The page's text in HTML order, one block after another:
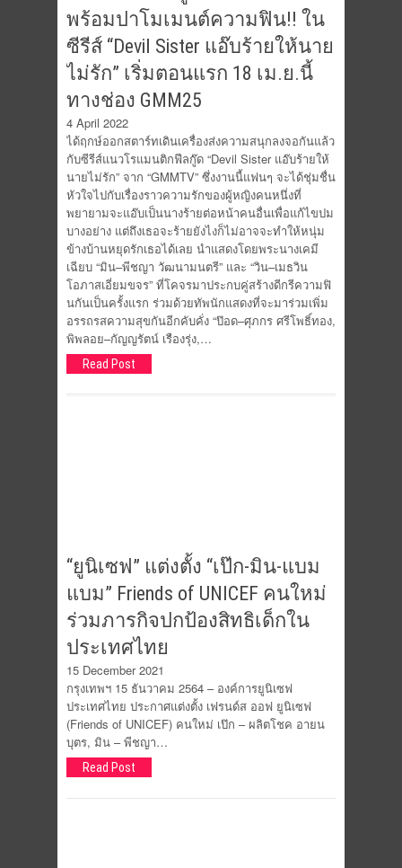
พร้อมปาโมเมนต์ความฟิน!! ใน
ซีรีส์ “Devil Sister แอ๊บร้ายให้นาย
ไม่รัก” เริ่มตอนแรก 18 เม.ย.นี้
ทางช่อง GMM25
4 April 2022
ได้ฤกษ์ออกสตาร์ทเดินเครื่องส่งความสนุกลงจอกันแล้ว
กับซีรีส์แนวโรแมนติกฟีลกู๊ด “Devil Sister แอ๊บร้ายให้
นายไม่รัก” จาก “GMMTV” ซึ่งงานนี้แฟนๆ จะได้ชุ่มชื่น
หัวใจไปกับเรื่องราวความรักของผู้หญิงคนหนึ่งที่
พยายามจะแอ๊บเป็นนางร้ายต่อหน้าคนอื่นเพื่อแก้ไขปม
บางอย่าง แต่ถึงเธอจะร้ายยังไงก็ไม่อาจจะทำให้หนุ่ม
ข้างบ้านหยุดรักเธอได้เลย นำแสดงโดยพระนางเคมี
เฉียบ “มิน–พีชญา วัฒนามนตรี” และ “วิน–เมธวิน
โอภาสเอี่ยมขจร” ที่โคจรมาประกบคู่สร้างดีกรีความฟิ
นกันเป็นครั้งแรก ร่วมด้วยทัพนักแสดงที่จะมาร่วมเพิ่ม
อรรถรสความสุขกันอีกคับคั่ง “ป๊อด–ศุภกร ศรีโพธิ์ทอง,
พิพลอย–กัญญรัตน์ เรืองรุ่ง,…
Read Post
“ยูนิเซฟ” แต่งตั้ง “เป๊ก-มิน-แบม
แบม” Friends of UNICEF คนใหม่
ร่วมภารกิจปกป้องสิทธิเด็กใน
ประเทศไทย
15 December 2021
กรุงเทพฯ 15 ธันวาคม 2564 – องค์การยูนิเซฟ
ประเทศไทย ประกาศแต่งตั้ง เฟรนด์ส ออฟ ยูนิเซฟ
(Friends of UNICEF) คนใหม่ เป๊ก – ผลิตโชค อายน
บุตร, มิน – พีชญา…
Read Post